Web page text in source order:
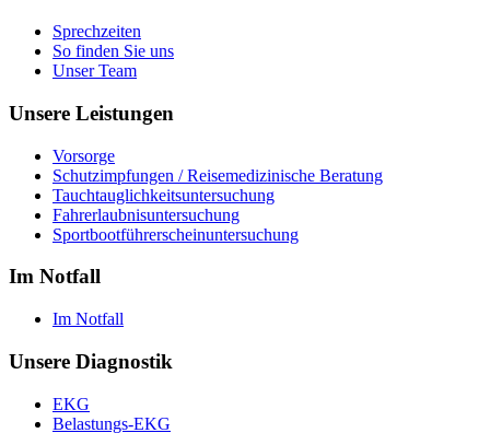
Sprechzeiten
So finden Sie uns
Unser Team
Unsere Leistungen
Vorsorge
Schutzimpfungen / Reisemedizinische Beratung
Tauchtauglichkeitsuntersuchung
Fahrerlaubnisuntersuchung
Sportbootführerscheinuntersuchung
Im Notfall
Im Notfall
Unsere Diagnostik
EKG
Belastungs-EKG